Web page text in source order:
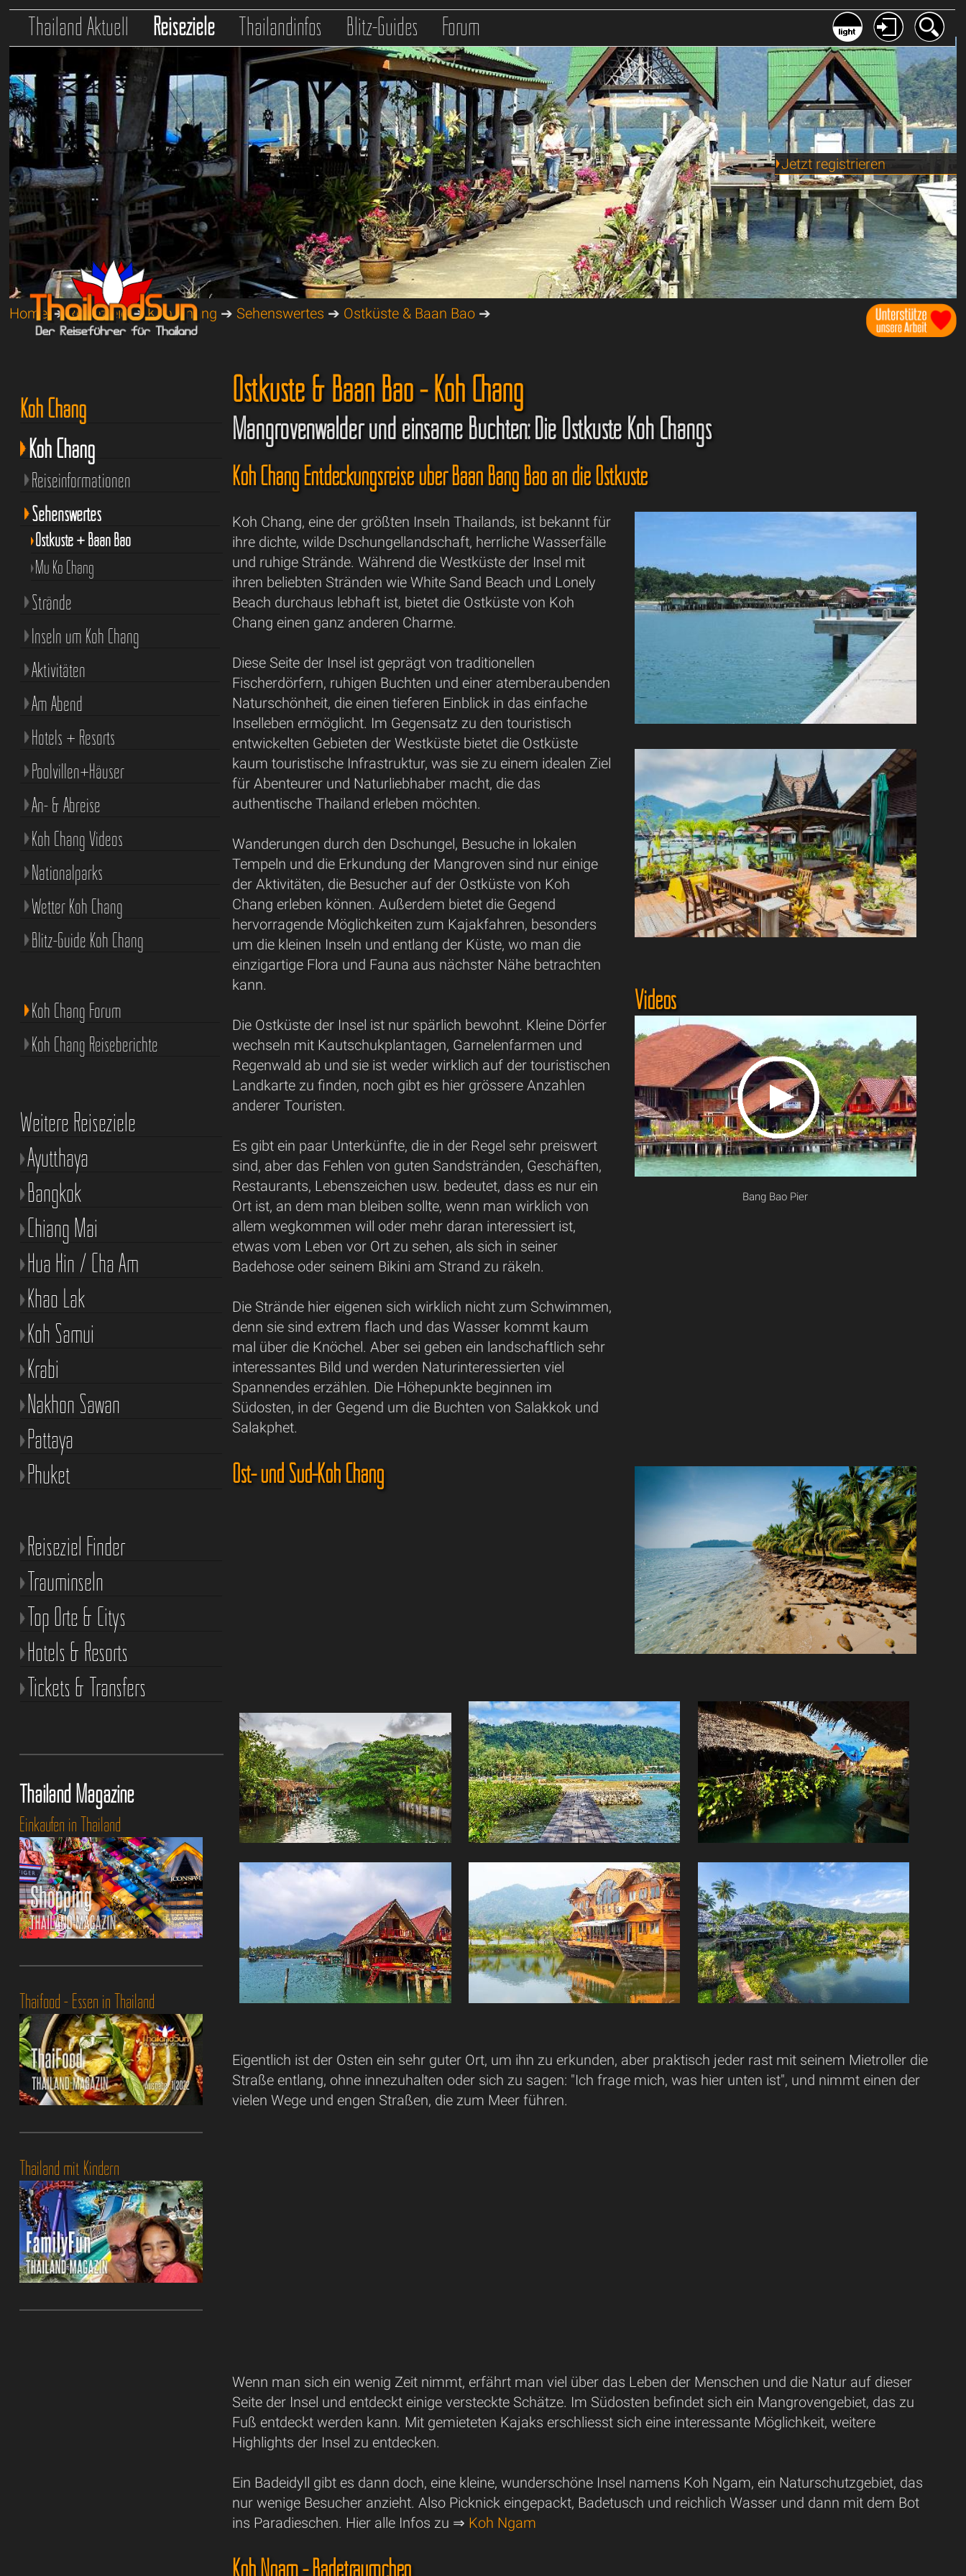
Thailand Aktuell Reiseziele Thailandinfos Blitz-Guides Forum
Jetzt registrieren
Home➔Reiseziele➔Koh Chang ➔ Sehenswertes ➔ Ostküste & Baan Bao ➔
Ostküste & Baan Bao - Koh Chang
Mangrovenwälder und einsame Buchten: Die Ostküste Koh Changs
Koh Chang Entdeckungsreise über Baan Bang Bao an die Ostküste
Videos
Bang Bao Pier
Koh Chang, eine der größten Inseln Thailands, ist bekannt für
ihre dichte, wilde Dschungellandschaft, herrliche Wasserfälle
und ruhige Strände. Während die Westküste der Insel mit
ihren beliebten Stränden wie White Sand Beach und Lonely
Beach durchaus lebhaft ist, bietet die Ostküste von Koh
Chang einen ganz anderen Charme.
Diese Seite der Insel ist geprägt von traditionellen
Fischerdörfern, ruhigen Buchten und einer atemberaubenden
Naturschönheit, die einen tieferen Einblick in das einfache
Inselleben ermöglicht. Im Gegensatz zu den touristisch
entwickelten Gebieten der Westküste bietet die Ostküste
kaum touristische Infrastruktur, was sie zu einem idealen Ziel
für Abenteurer und Naturliebhaber macht, die das
authentische Thailand erleben möchten.
Wanderungen durch den Dschungel, Besuche in lokalen
Tempeln und die Erkundung der Mangroven sind nur einige
der Aktivitäten, die Besucher auf der Ostküste von Koh
Chang erleben können. Außerdem bietet die Gegend
hervorragende Möglichkeiten zum Kajakfahren, besonders
um die kleinen Inseln und entlang der Küste, wo man die
einzigartige Flora und Fauna aus nächster Nähe betrachten
kann.
Die Ostküste der Insel ist nur spärlich bewohnt. Kleine Dörfer
wechseln mit Kautschukplantagen, Garnelenfarmen und
Regenwald ab und sie ist weder wirklich auf der touristischen
Landkarte zu finden, noch gibt es hier grössere Anzahlen
anderer Touristen.
Es gibt ein paar Unterkünfte, die in der Regel sehr preiswert
sind, aber das Fehlen von guten Sandstränden, Geschäften,
Restaurants, Lebenszeichen usw. bedeutet, dass es nur ein
Ort ist, an dem man bleiben sollte, wenn man wirklich von
allem wegkommen will oder mehr daran interessiert ist,
etwas vom Leben vor Ort zu sehen, als sich in seiner
Badehose oder seinem Bikini am Strand zu räkeln.
Die Strände hier eigenen sich wirklich nicht zum Schwimmen,
denn sie sind extrem flach und das Wasser kommt kaum
mal über die Knöchel. Aber sei geben ein landschaftlich sehr
interessantes Bild und werden Naturinteressierten viel
Spannendes erzählen. Die Höhepunkte beginnen im
Südosten, in der Gegend um die Buchten von Salakkok und
Salakphet.
Ost- und Süd-Koh Chang
Eigentlich ist der Osten ein sehr guter Ort, um ihn zu erkunden, aber praktisch jeder rast mit seinem Mietroller die
Straße entlang, ohne innezuhalten oder sich zu sagen: "Ich frage mich, was hier unten ist", und nimmt einen der
vielen Wege und engen Straßen, die zum Meer führen.
Wenn man sich ein wenig Zeit nimmt, erfährt man viel über das Leben der Menschen und die Natur auf dieser
Seite der Insel und entdeckt einige versteckte Schätze. Im Südosten befindet sich ein Mangrovengebiet, das zu
Fuß entdeckt werden kann. Mit gemieteten Kajaks erschliesst sich eine interessante Möglichkeit, weitere
Highlights der Insel zu entdecken.
Ein Badeidyll gibt es dann doch, eine kleine, wunderschöne Insel namens Koh Ngam, ein Naturschutzgebiet, das
nur wenige Besucher anzieht. Also Picknick eingepackt, Badetusch und reichlich Wasser und dann mit dem Bot
ins Paradieschen. Hier alle Infos zu ⇒ Koh Ngam
Koh Ngam - Badeträumchen
Koh Chang
Koh Chang
Reiseinformationen
Sehenswertes
Ostküste + Baan Bao
Mu Ko Chang
Strände
Inseln um Koh Chang
Aktivitäten
Am Abend
Hotels + Resorts
Poolvillen+Häuser
An- & Abreise
Koh Chang Videos
Nationalparks
Wetter Koh Chang
Blitz-Guide Koh Chang
Koh Chang Forum
Koh Chang Reiseberichte
Weitere Reiseziele
Ayutthaya
Bangkok
Chiang Mai
Hua Hin / Cha Am
Khao Lak
Koh Samui
Krabi
Nakhon Sawan
Pattaya
Phuket
Reiseziel Finder
Trauminseln
Top Orte & Citys
Hotels & Resorts
Tickets & Transfers
Thailand Magazine
Einkaufen in Thailand
Thaifood - Essen in Thailand
Thailand mit Kindern